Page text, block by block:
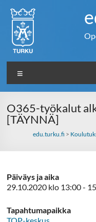
content
O365-työkalut
[TÄYNNÄ]
edu.turku.fi >
Päiväys ja aika
29.10.2020 klo 13:00 -
Tapahtumapaikka